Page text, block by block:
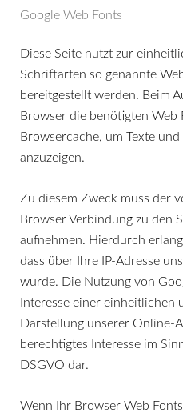
Google Web Fonts
Diese Seite nutzt zur
Schriftarten so genannte
bereitgestellt werden. Beim
Browser die benötigten Web
Browsercache, um Texte
anzuzeigen.
Zu diesem Zweck muss der
Browser Verbindung zu den
aufnehmen. Hierdurch
dass über Ihre IP-Adresse
wurde. Die Nutzung von
Interesse einer einheitlichen
Darstellung unserer Online-
berechtigtes Interesse im
DSGVO dar.
Wenn Ihr Browser Web